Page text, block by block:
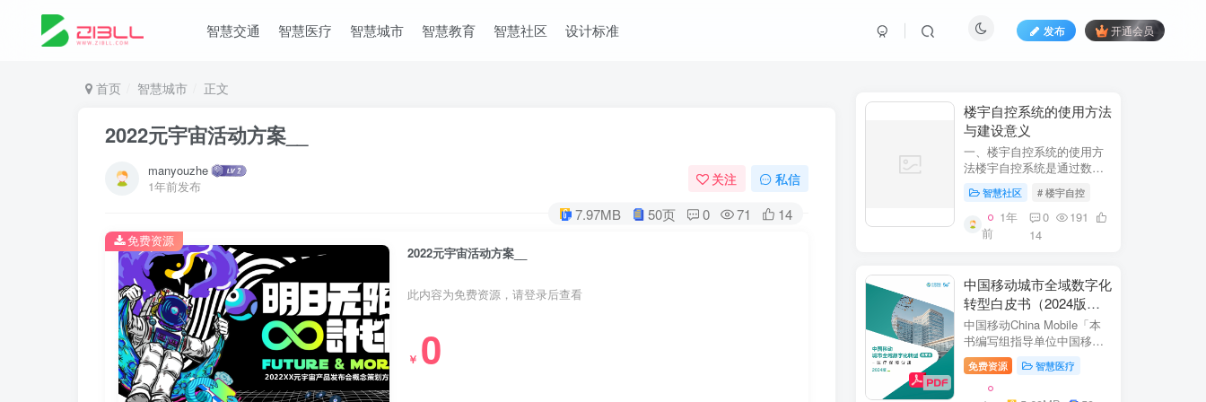
智慧交通 智慧医疗 智慧城市 智慧教育 智慧社区 设计标准 发布 开通会员
首页 智慧城市 正文
2022元宇宙活动方案__
manyouzhe
1年前发布
关注 私信
7.97MB 50页 0 71 14
2022元宇宙活动方案__
此内容为免费资源，请登录后查看
￥ 0
免费资源
​​楼宇自控系统的使用方法
与建设意义​
一、楼宇自控系统的使用方
法​​楼宇自控系统是通过数字
化、自动化技术对建筑内机
电设备（如暖通空调、照
明、电梯、给排水等）进行
集中监控、管理和优化运行
智慧社区 # 楼宇自控
1年
前
0
191
14
中国移动城市全域数字化
转型白皮书（2024版）-
医疗保障分册
中国移动China Mobile「本
书编写组指导单位中国移动
集团公司政企事业部编写单
位中移系统集成有限公司主
编李双佶、丁静、杨勇、赵
免费资源 智慧医疗